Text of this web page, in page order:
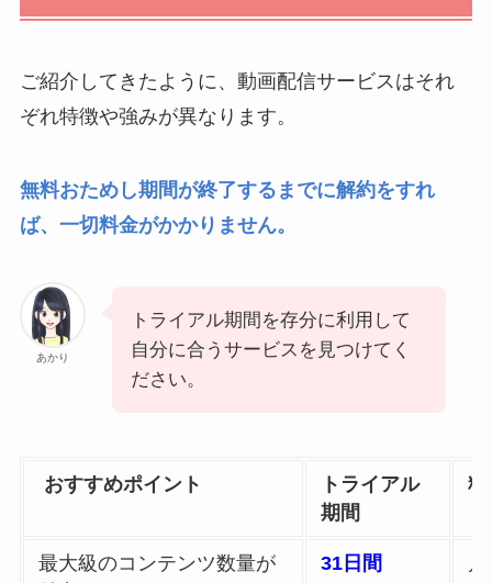
ご紹介してきたように、動画配信サービスはそれ
ぞれ特徴や強みが異なります。
無料おためし期間が終了するまでに解約をすれ
ば、一切料金がかかりません。
あかり
トライアル期間を存分に利用して
自分に合うサービスを見つけてく
ださい。
おすすめポイント
トライアル
期間
料
最大級のコンテンツ数量が
31日間